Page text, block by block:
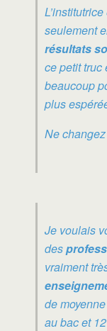
seulement
résultats
ce petit truc
beaucoup
plus
Ne
Je voulais
des
vraiment
de
au bac et